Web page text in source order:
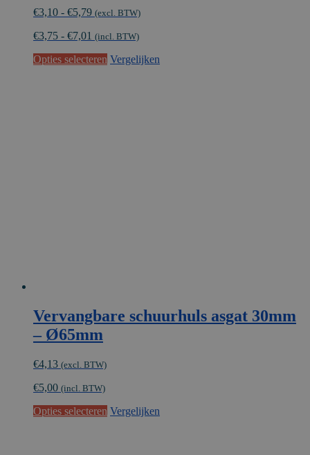
€3,10 - €5,79Prijsklasse:
tot
(excl. BTW)
€3,75 - €7,01 (incl. BTW)
Opties selecteren Dit
Vergelijken
Vervangbare schuurhuls asgat 30mm
– Ø65mm
€4,13 (excl. BTW)
€5,00 (incl. BTW)
Opties selecteren Dit
Vergelijken